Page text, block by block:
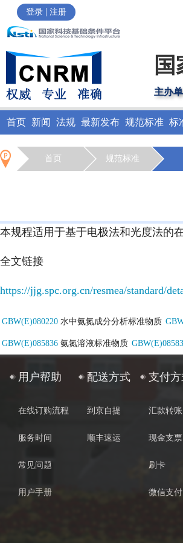
登录 | 注册
主办
首页 新闻 法规 最新发布 规范标准 标
首页 规范标准
本规程适用于基于电极法和光度法的
全文链接
https://jjg.spc.org.cn/resmea/standard/
GBW(E)080220 水中氨氮成分分析标准物质
GBW(E)085836 氨氮溶液标准物质
用户帮助
在线订购流程
服务时间
常见问题
用户手册
配送方式
到京自提
顺丰速运
支付
汇款转账
现金支票
刷卡
微信支付